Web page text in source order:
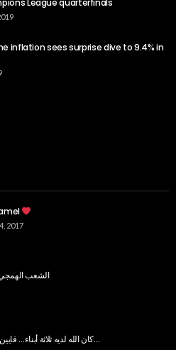
inflation sees surprise dive to 9.4% in
2017
الشعب
كان الله لديه ثلاثة أبناء… قايين و هابيل و باسيل…